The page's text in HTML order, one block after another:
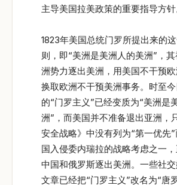
主导美国拉美政策的重要指导方针
1823年美国总统门罗所提出来的
则，即“美洲是美洲人的美洲”，
洲势力逐出美洲，用美国不干预
换取欧洲不干预美洲事务。时至
的“门罗主义”已经变质为“美洲是
洲”，而美国并不准备退出亚洲，
安全战略》中没有列为“第一优先
国入侵委内瑞拉的战略考虑之一
中国和俄罗斯逐出美洲。一些社
文章已经把“门罗主义”改名为“唐